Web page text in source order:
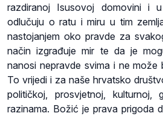
razdiranoj Isusovoj domovini i
odlučuju o ratu i miru u tim
nastojanjem oko pravde za
način izgrađuje mir te da je
nanosi nepravde svima i ne može
To vrijedi i za naše hrvatsko
političkoj, prosvjetnoj, kulturnoj,
razinama. Božić je prava prigoda